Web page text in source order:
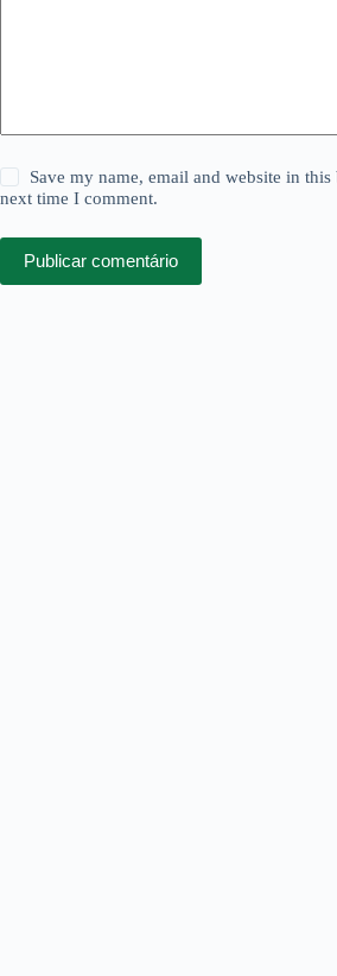
Save my name, email and website in
next time I comment.
Publicar comentário